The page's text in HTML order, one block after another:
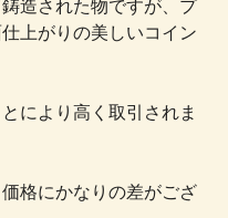
造された物ですが、プ
上がりの美しいコイン
により高く取引されま
格にかなりの差がござ